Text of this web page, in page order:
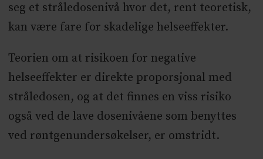
seg et stråledosenivå hvor det, rent teoretisk,
kan være fare for skadelige helseeffekter.
Teorien om at risikoen for negative
helseeffekter er direkte proporsjonal med
stråledosen, og at det finnes en viss risiko
også ved de lave dosenivåene som benyttes
ved røntgenundersøkelser, er omstridt.